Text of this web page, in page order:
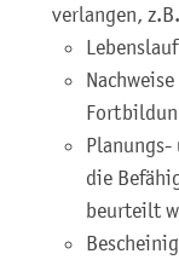
verlangen,
Lebenslauf
Planungs-
die
beurteilt